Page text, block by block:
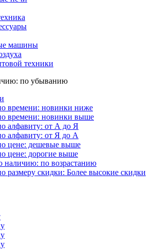
машины
техники
по убыванию
времени: новинки ниже
времени: новинки выше
алфавиту: от А до Я
алфавиту: от Я до А
цене: дешевые выше
цене: дорогие выше
наличию: по возрастанию
размеру скидки: Более высокие скидки